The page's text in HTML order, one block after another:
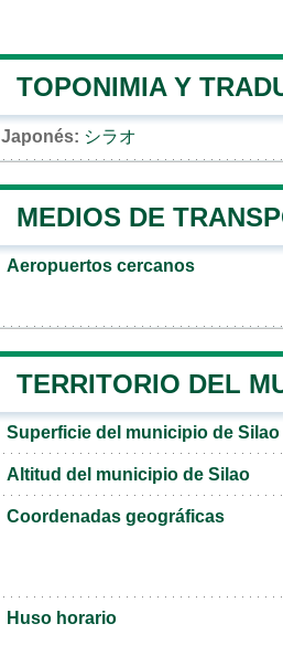
TOPONIMIA Y
Japonés: シラオ
MEDIOS DE
Aeropuertos cercanos
TERRITORIO DEL
Superficie del municipio de Silao
Altitud del municipio de Silao
Coordenadas geográficas
Huso horario